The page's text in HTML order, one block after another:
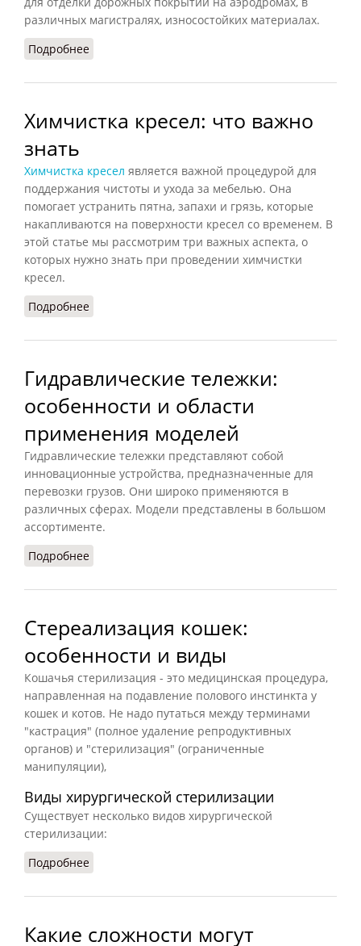
различных магистралях, износостойких материалах.
Подробнее
Химчистка кресел: что важно
знать
Химчистка кресел является важной процедурой для
поддержания чистоты и ухода за мебелью. Она
помогает устранить пятна, запахи и грязь, которые
накапливаются на поверхности кресел со временем. В
этой статье мы рассмотрим три важных аспекта, о
которых нужно знать при проведении химчистки
кресел.
Подробнее
Гидравлические тележки:
особенности и области
применения моделей
Гидравлические тележки представляют собой
инновационные устройства, предназначенные для
перевозки грузов. Они широко применяются в
различных сферах. Модели представлены в большом
ассортименте.
Подробнее
Стереализация кошек:
особенности и виды
Кошачья стерилизация - это медицинская процедура,
направленная на подавление полового инстинкта у
кошек и котов. Не надо путаться между терминами
"кастрация" (полное удаление репродуктивных
органов) и "стерилизация" (ограниченные
манипуляции),
Виды хирургической стерилизации
Существует несколько видов хирургической
стерилизации:
Подробнее
Какие сложности могут